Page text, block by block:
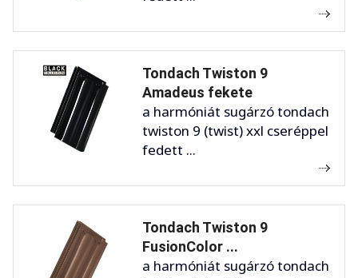
Tondach Twiston 9
Amadeus fekete
a harmóniát sugárzó tondach
twiston 9 (twist) xxl cseréppel
fedett ...
Tondach Twiston 9
FusionColor ...
a harmóniát sugárzó tondach